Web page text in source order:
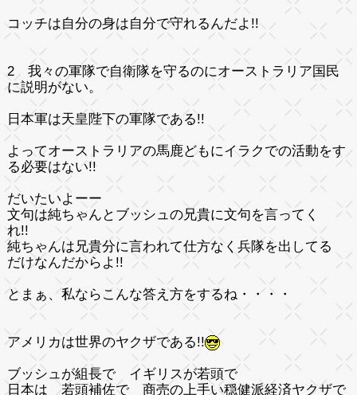
コッチは自分の身は自分で守れるんだよ!!
2 我々の軍隊で自衛隊を守るのにオーストラリア国民
に説明がない。
日本軍は天皇陛下の軍隊である!!
よってオーストラリアの馬鹿どもにイラクでの活動をす
る必要はない!!
だいたいよーー
文句は純ちゃんとブッシュの兄貴に文句を言ってく
れ!!
純ちゃんは兄貴分に言われて仕方なく兵隊を出してる
だけなんだからよ!!
とまぁ、私ならこんな答え方をするね・・・・
アメリカは世界のヤクザである!!
ブッシュが組長で イギリスが若頭で
日本は 若頭補佐で 商売の上手い穏健派経済ヤクザで